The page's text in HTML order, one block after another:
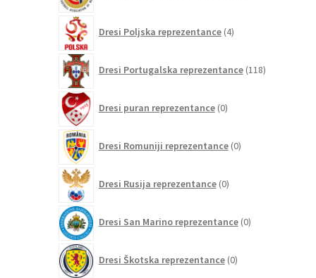
Dresi Poljska reprezentance 4izdelki
Dresi Portugalska reprezentance 118izdelkov
Dresi puran reprezentance 0izdelkov
Dresi Romuniji reprezentance 0izdelkov
Dresi Rusija reprezentance 0izdelkov
Dresi San Marino reprezentance 0izdelkov
Dresi Škotska reprezentance 0izdelkov